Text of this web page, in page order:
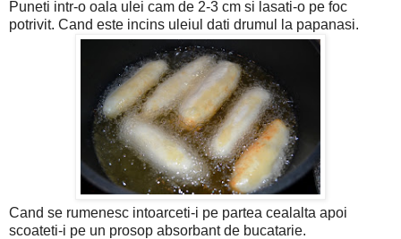
Puneti intr-o oala ulei cam de 2-3 cm si lasati-o pe foc
potrivit. Cand este incins uleiul dati drumul la papanasi.
Cand se rumenesc intoarceti-i pe partea cealalta apoi
scoateti-i pe un prosop absorbant de bucatarie.